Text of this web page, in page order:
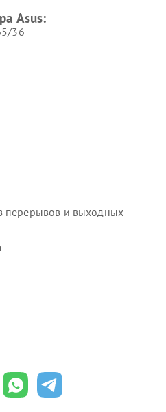
Asus:
36
перерывов и выходных